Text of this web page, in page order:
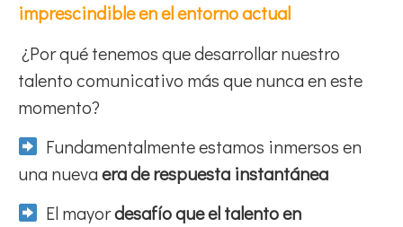
imprescindible en el entorno actual
¿Por qué tenemos que desarrollar nuestro
talento comunicativo más que nunca en este
momento?
Fundamentalmente estamos inmersos en
una nuevaera de respuesta instantánea
El mayordesafío que el talento en